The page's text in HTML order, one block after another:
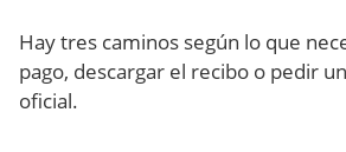
Hay tres caminos según lo que
pago, descargar el recibo o pedir
oficial.